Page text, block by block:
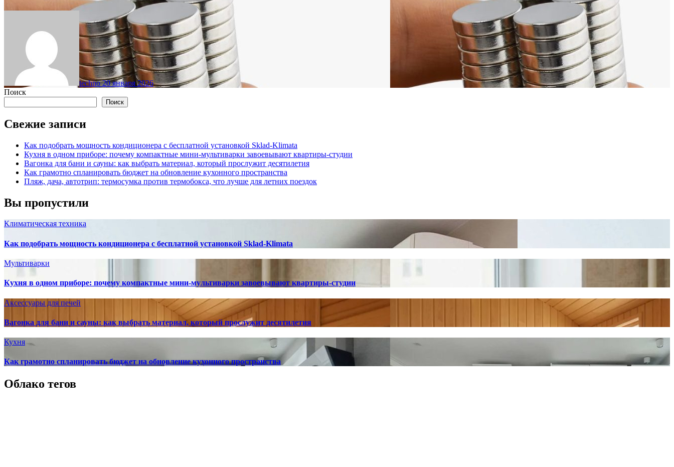
techno20 января 2026
Поиск
Поиск
Свежие записи
Как подобрать мощность кондиционера с бесплатной установкой Sklad-Klimata
Кухня в одном приборе: почему компактные мини-мультиварки завоевывают квартиры-студии
Вагонка для бани и сауны: как выбрать материал, который прослужит десятилетия
Как грамотно спланировать бюджет на обновление кухонного пространства
Пляж, дача, автотрип: термосумка против термобокса, что лучше для летних поездок
Вы пропустили
Климатическая техника
Как подобрать мощность кондиционера с бесплатной установкой Sklad-Klimata
Мультиварки
Кухня в одном приборе: почему компактные мини-мультиварки завоевывают квартиры-студии
Аксессуары для печей
Вагонка для бани и сауны: как выбрать материал, который прослужит десятилетия
Кухня
Как грамотно спланировать бюджет на обновление кухонного пространства
Облако тегов